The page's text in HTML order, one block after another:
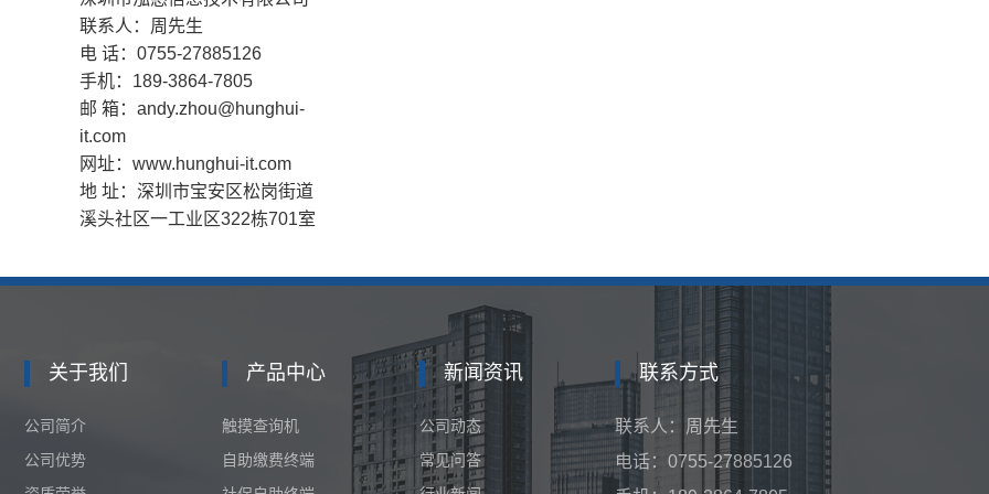
联系人：周先生
电 话：0755-27885126
手机：189-3864-7805
邮 箱：andy.zhou@hunghui-
it.com
网址：www.hunghui-it.com
地 址： 深圳市宝安区松岗街道
溪头社区一工业区322栋701室
关于我们
公司简介
公司优势
产品中心
触摸查询机
自助缴费终端
新闻资讯
公司动态
常见问答
联系方式
联系人：周先生
电话：0755-27885126